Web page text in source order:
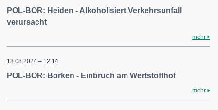
POL-BOR: Heiden - Alkoholisiert Verkehrsunfall
verursacht
mehr
13.08.2024 – 12:14
POL-BOR: Borken - Einbruch am Wertstoffhof
mehr